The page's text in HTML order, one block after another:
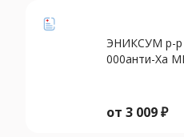
ЭНИКСУМ р-р
000анти-Ха
от 3 009₽